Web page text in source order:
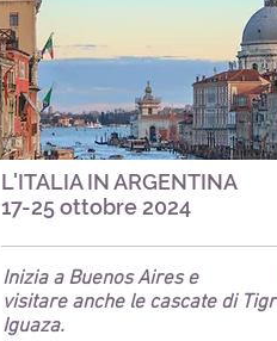
L'ITALIA IN ARGENTINA
17-25 ottobre 2024
Inizia a Buenos Aires e
visitare anche le cascate di
Iguaza.